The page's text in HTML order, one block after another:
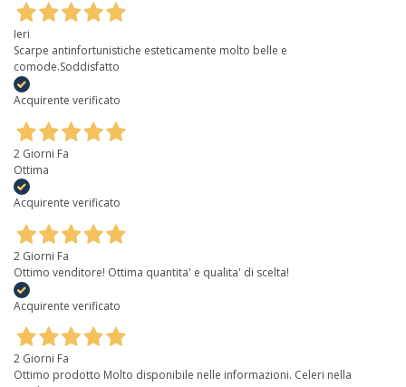
Ieri
Scarpe antinfortunistiche esteticamente molto belle e
comode.Soddisfatto
Acquirente verificato
2 Giorni Fa
Ottima
Acquirente verificato
2 Giorni Fa
Ottimo venditore! Ottima quantita' e qualita' di scelta!
Acquirente verificato
2 Giorni Fa
Ottimo prodotto Molto disponibile nelle informazioni. Celeri nella